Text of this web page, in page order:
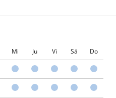
Mi Ju Vi Sá Do